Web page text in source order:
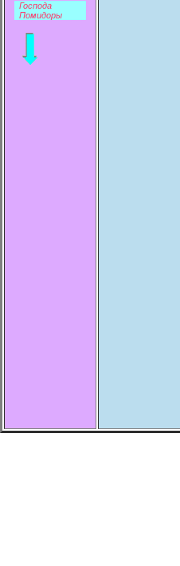
Господа
Помидоры